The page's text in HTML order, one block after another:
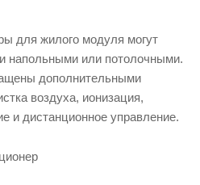
для жилого модуля могут
напольными или потолочными.
дополнительными
воздуха, ионизация,
и дистанционное управление.